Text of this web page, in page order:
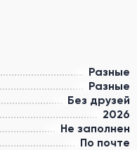
Разные
Разные
Без друзей
2026
Не заполнен
По почте